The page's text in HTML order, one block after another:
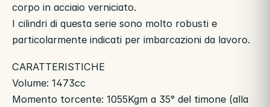
corpo in acciaio verniciato.
I cilindri di questa serie sono molto robusti e
particolarmente indicati per imbarcazioni da lavoro.
CARATTERISTICHE
Volume: 1473cc
Momento torcente: 1055Kgm a 35° del timone (alla